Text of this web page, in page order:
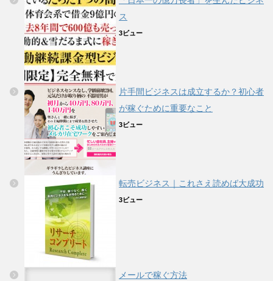
ス
3ビュー
片手間ビジネスは成立するか？初心者
が稼ぐために重要なこと
3ビュー
転売ビジネス｜これさえ読めば大成功
3ビュー
メールで稼ぐ方法